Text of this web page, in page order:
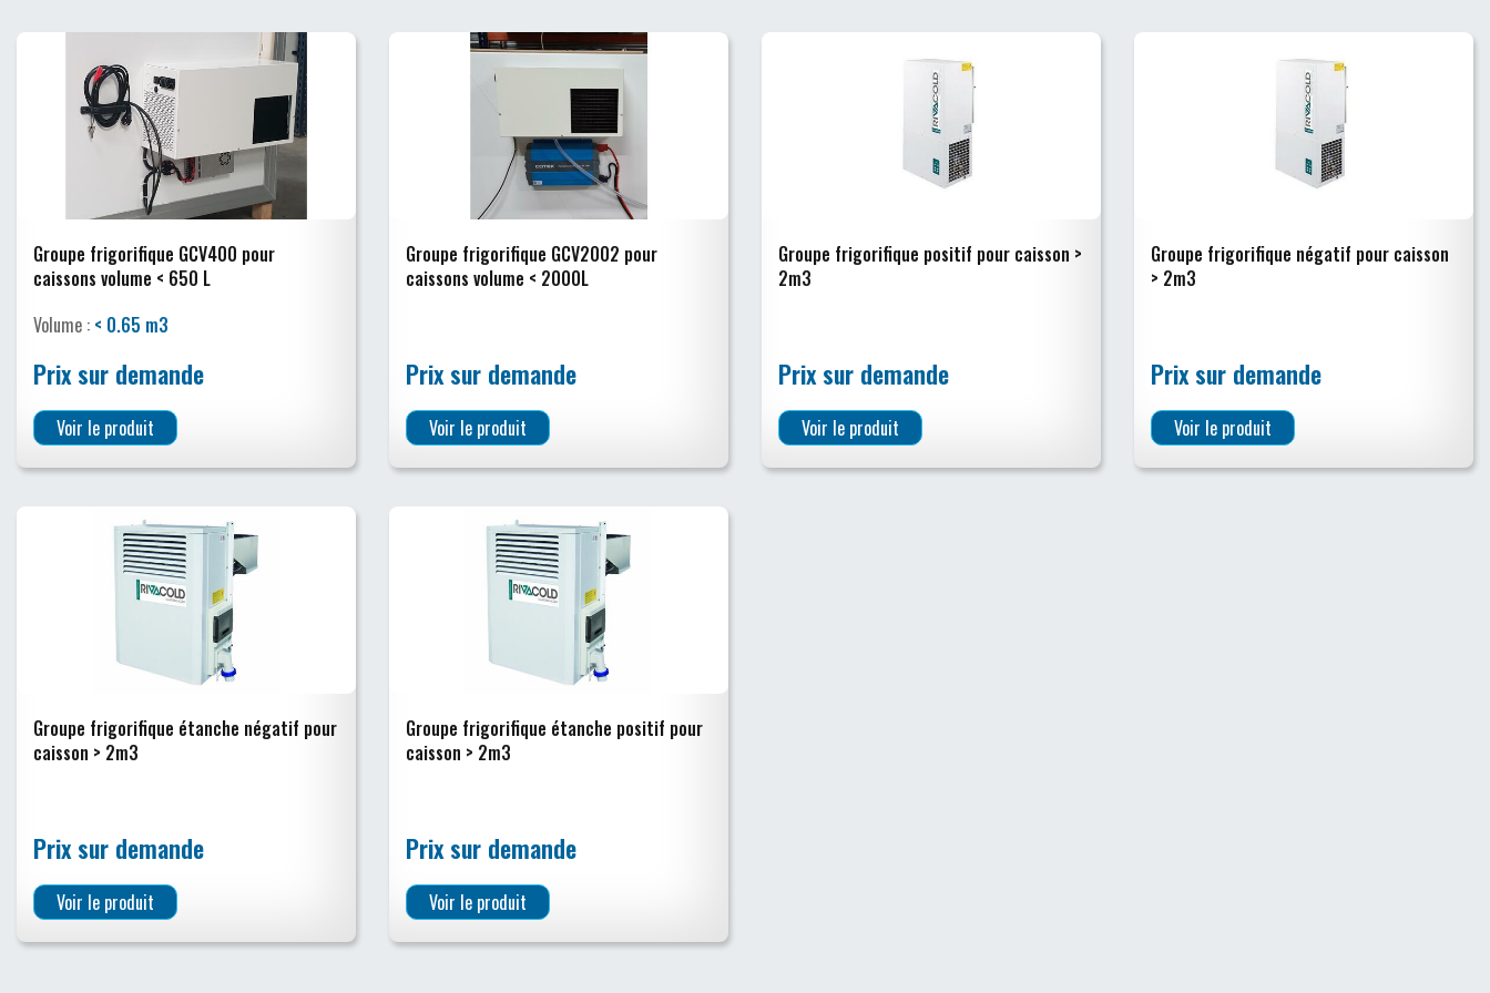
Groupe frigorifique GCV400 pour
caissons volume < 650 L
Volume : < 0.65 m3
Prix sur demande
Voir le produit
Groupe frigorifique GCV2002 pour
caissons volume < 2000L
Prix sur demande
Voir le produit
Groupe frigorifique positif pour caisson >
2m3
Prix sur demande
Voir le produit
Groupe frigorifique négatif pour caisson
> 2m3
Prix sur demande
Voir le produit
Groupe frigorifique étanche négatif pour
caisson > 2m3
Prix sur demande
Voir le produit
Groupe frigorifique étanche positif pour
caisson > 2m3
Prix sur demande
Voir le produit